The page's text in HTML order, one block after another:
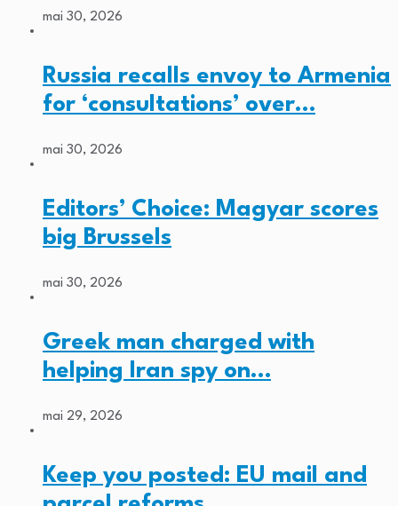
mai 30, 2026
Russia recalls envoy to Armenia
for ‘consultations’ over…
mai 30, 2026
Editors’ Choice: Magyar scores
big Brussels
mai 30, 2026
Greek man charged with
helping Iran spy on…
mai 29, 2026
Keep you posted: EU mail and